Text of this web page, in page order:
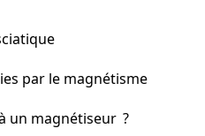
par le magnétisme
un magnétiseur ?